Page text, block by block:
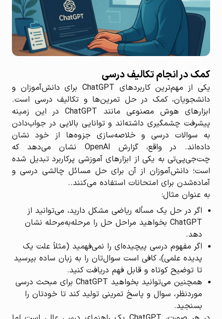
کمک در انجام تکالیف درسی
یکی از مهم‌ترین کاربردهای ChatGPT برای دانش‌آموزان و
دانشجویان، کمک در حل تمرین‌ها و تکالیف درسی است.
ابزارهای هوش مصنوعی مانند ChatGPT در این زمینه
پیشرفت چشمگیری داشته‌اند و توانایی بالایی در جواب‌دادن
به سوالات درسی و خلاصه‌سازی جزوه‌ها از خود نشان
داده‌اند. در واقع، گزارش OpenAI نشان می‌دهد که
چت‌جی‌پی‌تی به یکی از ابزارهای آموزشی پرکاربرد تبدیل شده
است؛ دانش‌آموزان از آن برای حل مسائل چالشی درسی و
آماده‌شدن برای امتحانات استفاده می‌کنند..
به عنوان مثال:
اگر در حل یک مسأله ریاضی مشکل دارید، می‌توانید از
ChatGPT بخواهید مراحل حل را مرحله‌به‌مرحله نشان
دهد.
اگر مفهوم درسی پیچیده‌ای را نمی‌فهمید (مثلاً علت یک
پدیده علمی)، کافی است سوال‌تان را به زبان ساده بپرسید
تا توضیح کوتاه و قابل فهم دریافت کنید.
همچنین می‌توانید بخواهید ChatGPT برای مبحث درسی
موردنظر، سوال و پاسخ تمرینی تولید کند تا خودتان را
بسنجید.